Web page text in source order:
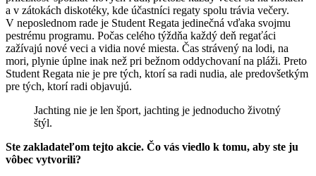
a v zátokách diskotéky, kde účastníci regaty spolu trávia večery.
V neposlednom rade je Student Regata jedinečná vďaka svojmu
pestrému programu. Počas celého týždňa každý deň regaťáci
zažívajú nové veci a vidia nové miesta. Čas strávený na lodi, na
mori, plynie úplne inak než pri bežnom oddychovaní na pláži. Preto
Student Regata nie je pre tých, ktorí sa radi nudia, ale predovšetkým
pre tých, ktorí radi objavujú.
Jachting nie je len šport, jachting je jednoducho životný
štýl.
Ste zakladateľom tejto akcie. Čo vás viedlo k tomu, aby ste ju
vôbec vytvorili?